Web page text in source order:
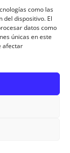
como las
del dispositivo. El
datos como
únicas en este
afectar
pour les